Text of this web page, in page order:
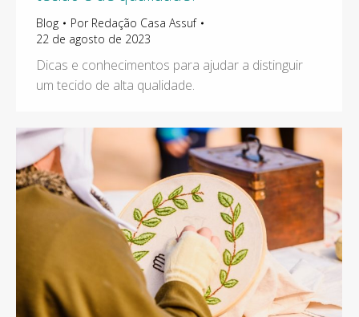
Blog Por Redação Casa Assuf
22 de agosto de 2023
Dicas e conhecimentos para ajudar a distinguir
um tecido de alta qualidade.